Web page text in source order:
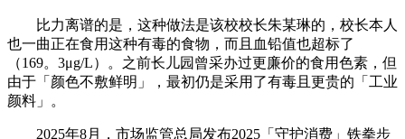
比力离谱的是，这种做法是该校校长朱某琳的，校长本人
也一曲正在食用这种有毒的食物，而且血铅值也超标了
（169。3μg/L）。之前长儿园曾采办过更廉价的食用色素，但
由于「颜色不敷鲜明」，最初仍是采用了有毒且更贵的「工业
颜料」。
2025年8月，市场监管总局发布2025「守护消费」铁拳步